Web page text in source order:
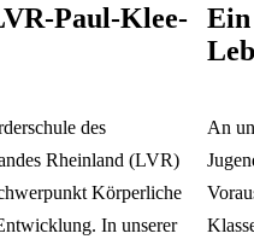
Paul-Klee-
des
Rheinland (LVR)
Körperliche
In unserer
An